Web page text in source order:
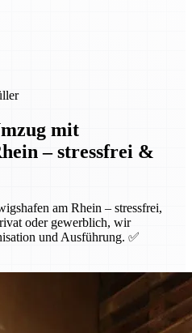
mit
– stressfrei &
am Rhein – stressfrei,
oder gewerblich, wir
und Ausführung. ✅